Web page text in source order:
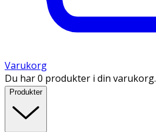
Varukorg
Du har 0 produkter i din varukorg.
Produkter